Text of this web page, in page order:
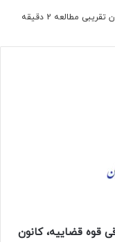
تقریبی مطالعه 2 دقیقه
قوه قضاییه، کانون